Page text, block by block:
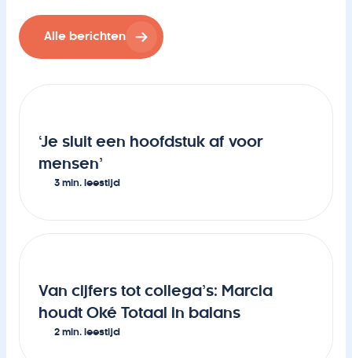
Alle berichten
‘Je sluit een hoofdstuk af voor
mensen’
3 min. leestijd
Van cijfers tot collega’s: Marcia
houdt Oké Totaal in balans
2 min. leestijd